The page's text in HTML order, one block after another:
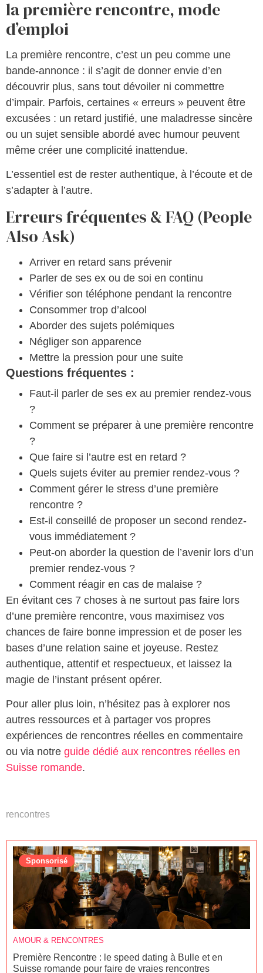
la première rencontre, mode
d’emploi
La première rencontre, c’est un peu comme une
bande-annonce : il s’agit de donner envie d’en
découvrir plus, sans tout dévoiler ni commettre
d’impair. Parfois, certaines « erreurs » peuvent être
excusées : un retard justifié, une maladresse sincère
ou un sujet sensible abordé avec humour peuvent
même créer une complicité inattendue.
L’essentiel est de rester authentique, à l’écoute et de
s’adapter à l’autre.
Erreurs fréquentes & FAQ (People
Also Ask)
Arriver en retard sans prévenir
Parler de ses ex ou de soi en continu
Vérifier son téléphone pendant la rencontre
Consommer trop d’alcool
Aborder des sujets polémiques
Négliger son apparence
Mettre la pression pour une suite
Questions fréquentes :
Faut-il parler de ses ex au premier rendez-vous
?
Comment se préparer à une première rencontre
?
Que faire si l’autre est en retard ?
Quels sujets éviter au premier rendez-vous ?
Comment gérer le stress d’une première
rencontre ?
Est-il conseillé de proposer un second rendez-
vous immédiatement ?
Peut-on aborder la question de l’avenir lors d’un
premier rendez-vous ?
Comment réagir en cas de malaise ?
En évitant ces 7 choses à ne surtout pas faire lors
d’une première rencontre, vous maximisez vos
chances de faire bonne impression et de poser les
bases d’une relation saine et joyeuse. Restez
authentique, attentif et respectueux, et laissez la
magie de l’instant présent opérer.
Pour aller plus loin, n’hésitez pas à explorer nos
autres ressources et à partager vos propres
expériences de rencontres réelles en commentaire
ou via notre guide dédié aux rencontres réelles en
Suisse romande.
rencontres
Sponsorisé
AMOUR & RENCONTRES
Première Rencontre : le speed dating à Bulle et en
Suisse romande pour faire de vraies rencontres